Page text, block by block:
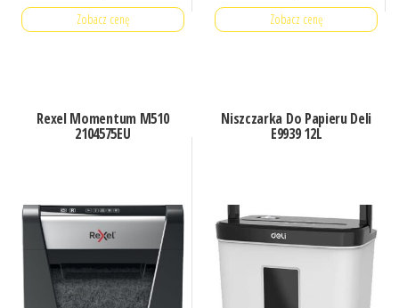
Zobacz cenę Zobacz cenę
Rexel Momentum M510
2104575EU
Niszczarka Do Papieru Deli
E9939 12L